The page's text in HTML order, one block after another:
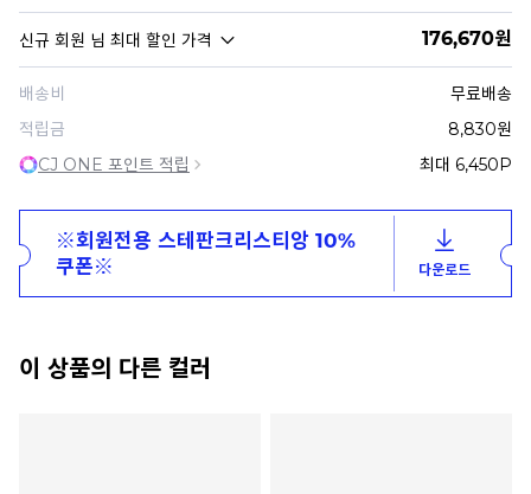
신규 회원 님 최대 할인 가격 176,670원
배송비
무료배송
적립금
8,830원
CJ ONE 포인트 적립
최대 6,450P
※회원전용 스테판크리스티앙 10%
쿠폰※
다운로드
이 상품의 다른 컬러